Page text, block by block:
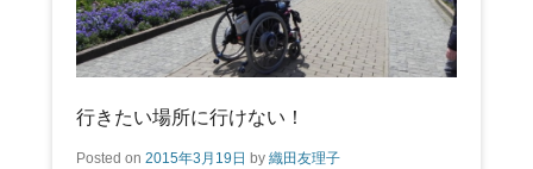
行きたい場所に行けない！
Posted on 2015年3月19日 by 織田友理子